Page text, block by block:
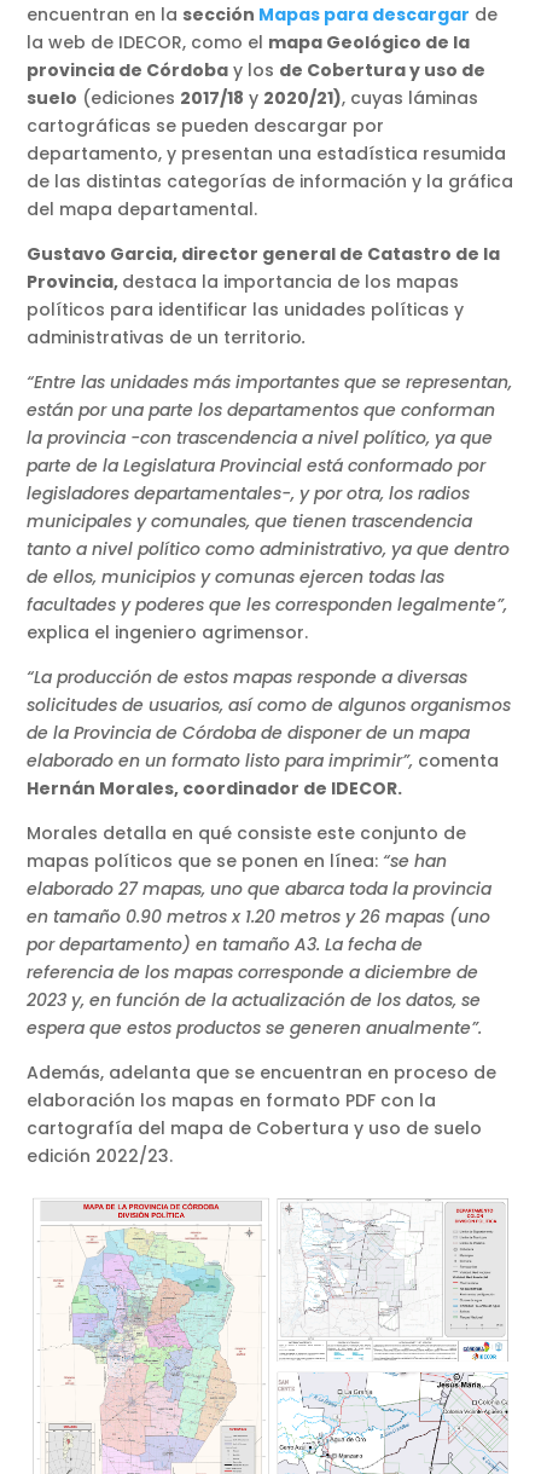
encuentran en la sección Mapas para descargar de
la web de IDECOR, como el mapa Geológico de la
provincia de Córdoba y los de Cobertura y uso de
suelo (ediciones 2017/18 y 2020/21), cuyas láminas
cartográficas se pueden descargar por
departamento, y presentan una estadística resumida
de las distintas categorías de información y la gráfica
del mapa departamental.
Gustavo Garcia, director general de Catastro de la
Provincia, destaca la importancia de los mapas
políticos para identificar las unidades políticas y
administrativas de un territorio.
“Entre las unidades más importantes que se representan,
están por una parte los departamentos que conforman
la provincia -con trascendencia a nivel político, ya que
parte de la Legislatura Provincial está conformado por
legisladores departamentales-, y por otra, los radios
municipales y comunales, que tienen trascendencia
tanto a nivel político como administrativo, ya que dentro
de ellos, municipios y comunas ejercen todas las
facultades y poderes que les corresponden legalmente”,
explica el ingeniero agrimensor.
“La producción de estos mapas responde a diversas
solicitudes de usuarios, así como de algunos organismos
de la Provincia de Córdoba de disponer de un mapa
elaborado en un formato listo para imprimir”, comenta
Hernán Morales, coordinador de IDECOR.
Morales detalla en qué consiste este conjunto de
mapas políticos que se ponen en línea: “se han
elaborado 27 mapas, uno que abarca toda la provincia
en tamaño 0.90 metros x 1.20 metros y 26 mapas (uno
por departamento) en tamaño A3. La fecha de
referencia de los mapas corresponde a diciembre de
2023 y, en función de la actualización de los datos, se
espera que estos productos se generen anualmente”.
Además, adelanta que se encuentran en proceso de
elaboración los mapas en formato PDF con la
cartografía del mapa de Cobertura y uso de suelo
edición 2022/23.